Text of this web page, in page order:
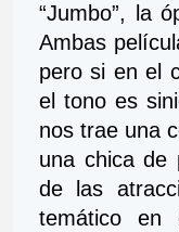
“Jumbo”, la
Ambas
pero si en el
el tono es
nos trae una
una chica de
de las
temático en